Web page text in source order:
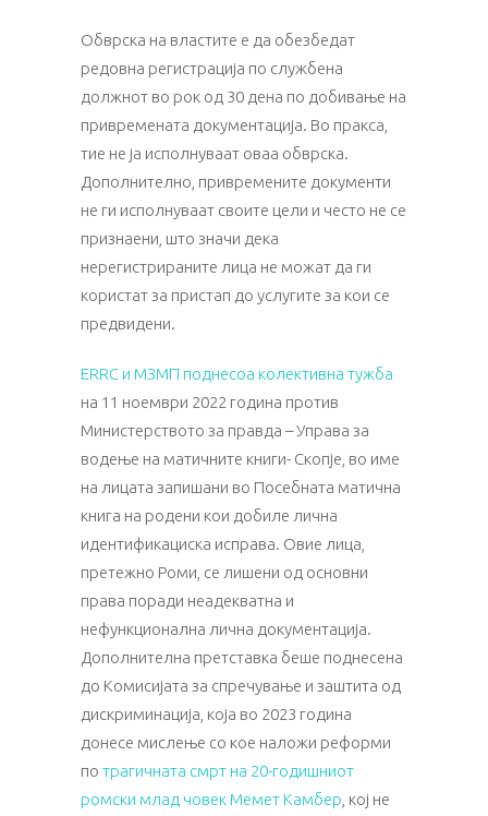
Oбврска на властите е да обезбедат
редовна регистрација по службена
должнот во рок од 30 дена по добивање на
привремената документација. Во пракса,
тие не ја исполнуваат оваа обврска.
Дополнително, привремените документи
не ги исполнуваат своите цели и често не се
признаени, што значи дека
нeрегистрираните лица не можат да ги
користат за пристап до услугите за кои се
предвидени.
ERRC и МЗМП поднесоа колективна тужба
на 11 ноември 2022 година против
Министерството за правда – Управа за
водење на матичните книги- Скопје, во име
на лицата запишани во Посебната матична
книга на родени кои добиле лична
идентификациска исправа. Овие лица,
претежно Роми, се лишени од основни
права поради неадекватна и
нефункционална лична документација.
Дополнителна претставка беше поднесена
до Комисијата за спречување и заштита од
дискриминација, која во 2023 година
донесе мислење со кое наложи реформи
по трагичната смрт на 20-годишниот
ромски млад човек Мемет Камбер , кој не